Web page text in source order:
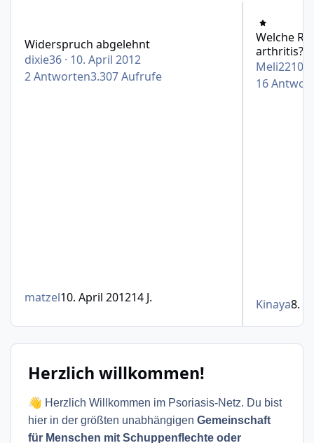
Widerspruch abgelehnt
dixie36 · 10. April 2012
2Antworten3.307Aufrufe
matzel10. April 201214 J.
Welche
arthritis?
Meli2210
16
Kinaya8.
Herzlich willkommen!
👋 Herzlich Willkommen im Psoriasis-Netz. Du bist
hier in der größten unabhängigen Gemeinschaft
für Menschen mit Schuppenflechte oder